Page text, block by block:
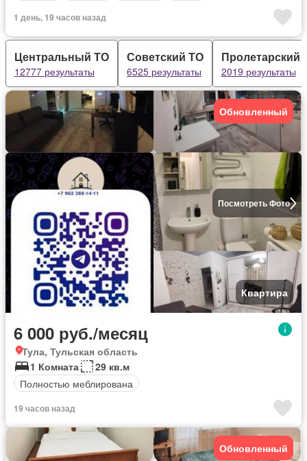
1 день, 19 часов назад
Центральный ТО
12777 результаты
Советский ТО
6525 результаты
Пролетарский
2019 результаты
Посмотреть Фото
Обновленный
Квартира
6 000 руб./месяц
Тула, Тульская область
1 Комната
29 кв.м
Полностью меблирована
19 часов назад
Обновленный